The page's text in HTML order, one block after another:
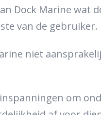
Dock Marine wat
van de
niet
om